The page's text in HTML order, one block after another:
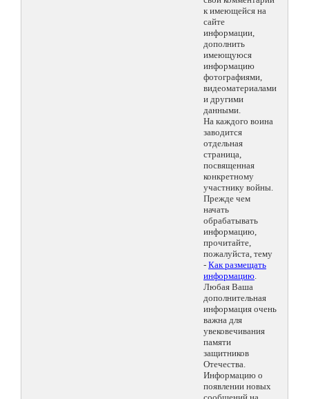
к имеющейся на
сайте
информации,
дополнить
имеющуюся
информацию
фотографиями,
видеоматериалами
и другими
данными.
На каждого воина
заводится
отдельная
страница,
посвященная
конкретному
участнику войны.
Прежде чем
начать
обрабатывать
информацию,
прочитайте,
пожалуйста, тему
- Как размещать
информацию.
Любая Ваша
дополнительная
информация очень
важна для
увековечивания
памяти
защитников
Отечества.
Информацию о
появлении новых